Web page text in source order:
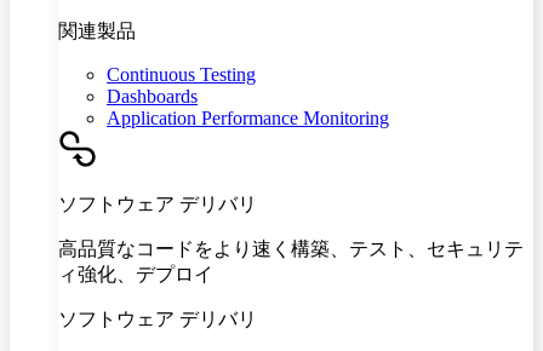
関連製品
Continuous Testing
Dashboards
Application Performance Monitoring
ソフトウェア デリバリ
高品質なコードをより速く構築、テスト、セキュリテ
ィ強化、デプロイ
ソフトウェア デリバリ